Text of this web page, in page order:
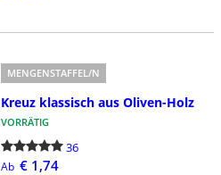
MENGENSTAFFEL/N
Kreuz klassisch aus Oliven-Holz
VORRÄTIG
36
Ab € 1,74